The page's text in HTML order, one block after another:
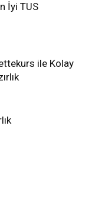
İyi TUS
ile Kolay